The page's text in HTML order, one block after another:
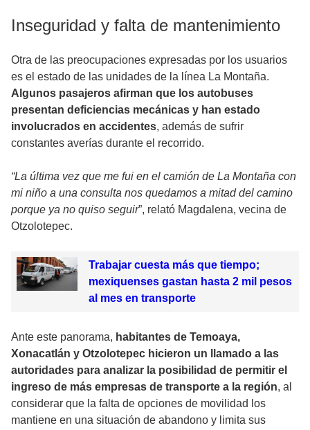
Inseguridad y falta de mantenimiento
Otra de las preocupaciones expresadas por los usuarios
es el estado de las unidades de la línea La Montaña.
Algunos pasajeros afirman que los autobuses
presentan deficiencias mecánicas y han estado
involucrados en accidentes, además de sufrir
constantes averías durante el recorrido.
“La última vez que me fui en el camión de La Montaña con
mi niño a una consulta nos quedamos a mitad del camino
porque ya no quiso seguir”, relató Magdalena, vecina de
Otzolotepec.
Trabajar cuesta más que tiempo;
mexiquenses gastan hasta 2 mil pesos
al mes en transporte
Ante este panorama, habitantes de Temoaya,
Xonacatlán y Otzolotepec hicieron un llamado a las
autoridades para analizar la posibilidad de permitir el
ingreso de más empresas de transporte a la región, al
considerar que la falta de opciones de movilidad los
mantiene en una situación de abandono y limita sus